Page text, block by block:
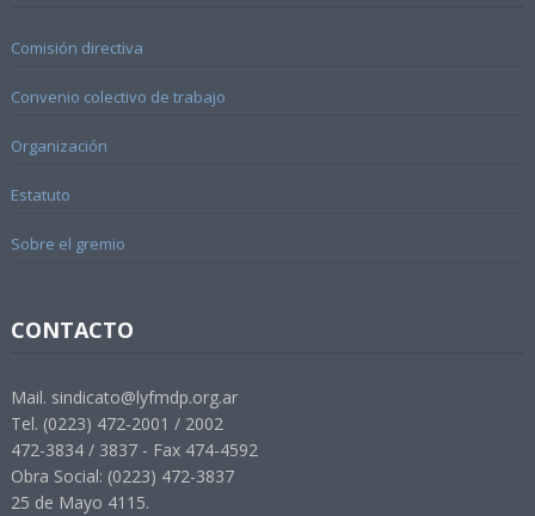
Comisión directiva
Convenio colectivo de trabajo
Organización
Estatuto
Sobre el gremio
CONTACTO
Mail. sindicato@lyfmdp.org.ar
Tel. (0223) 472-2001 / 2002
472-3834 / 3837 - Fax 474-4592
Obra Social: (0223) 472-3837
25 de Mayo 4115.